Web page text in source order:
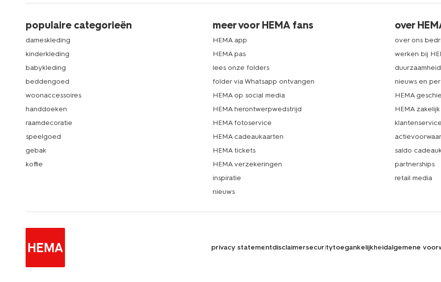
populaire categorieën
dameskleding
kinderkleding
babykleding
beddengoed
woonaccessoires
handdoeken
raamdecoratie
speelgoed
gebak
koffie
meer voor HEMA fans
HEMA app
HEMA pas
lees onze folders
folder via Whatsapp ontvangen
HEMA op social media
HEMA herontwerpwedstrijd
HEMA fotoservice
HEMA cadeaukaarten
HEMA tickets
HEMA verzekeringen
inspiratie
nieuws
over
over ons
werken bij
duurzaamheid
nieuws en
HEMA
HEMA zakelijk
klantenservice
saldo
partnerships
retail media
privacy statementdisclaimersecuritytoegankelijkheidalgemene